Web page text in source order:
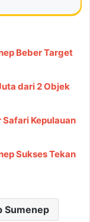
Beber Target
dari 2 Objek
Safari Kepulauan
Sukses Tekan
Sumenep